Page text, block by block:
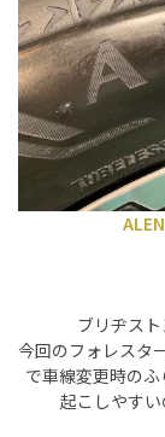
ブリヂス
今回のフォレスタ
で車線変更時の
起こしやすい